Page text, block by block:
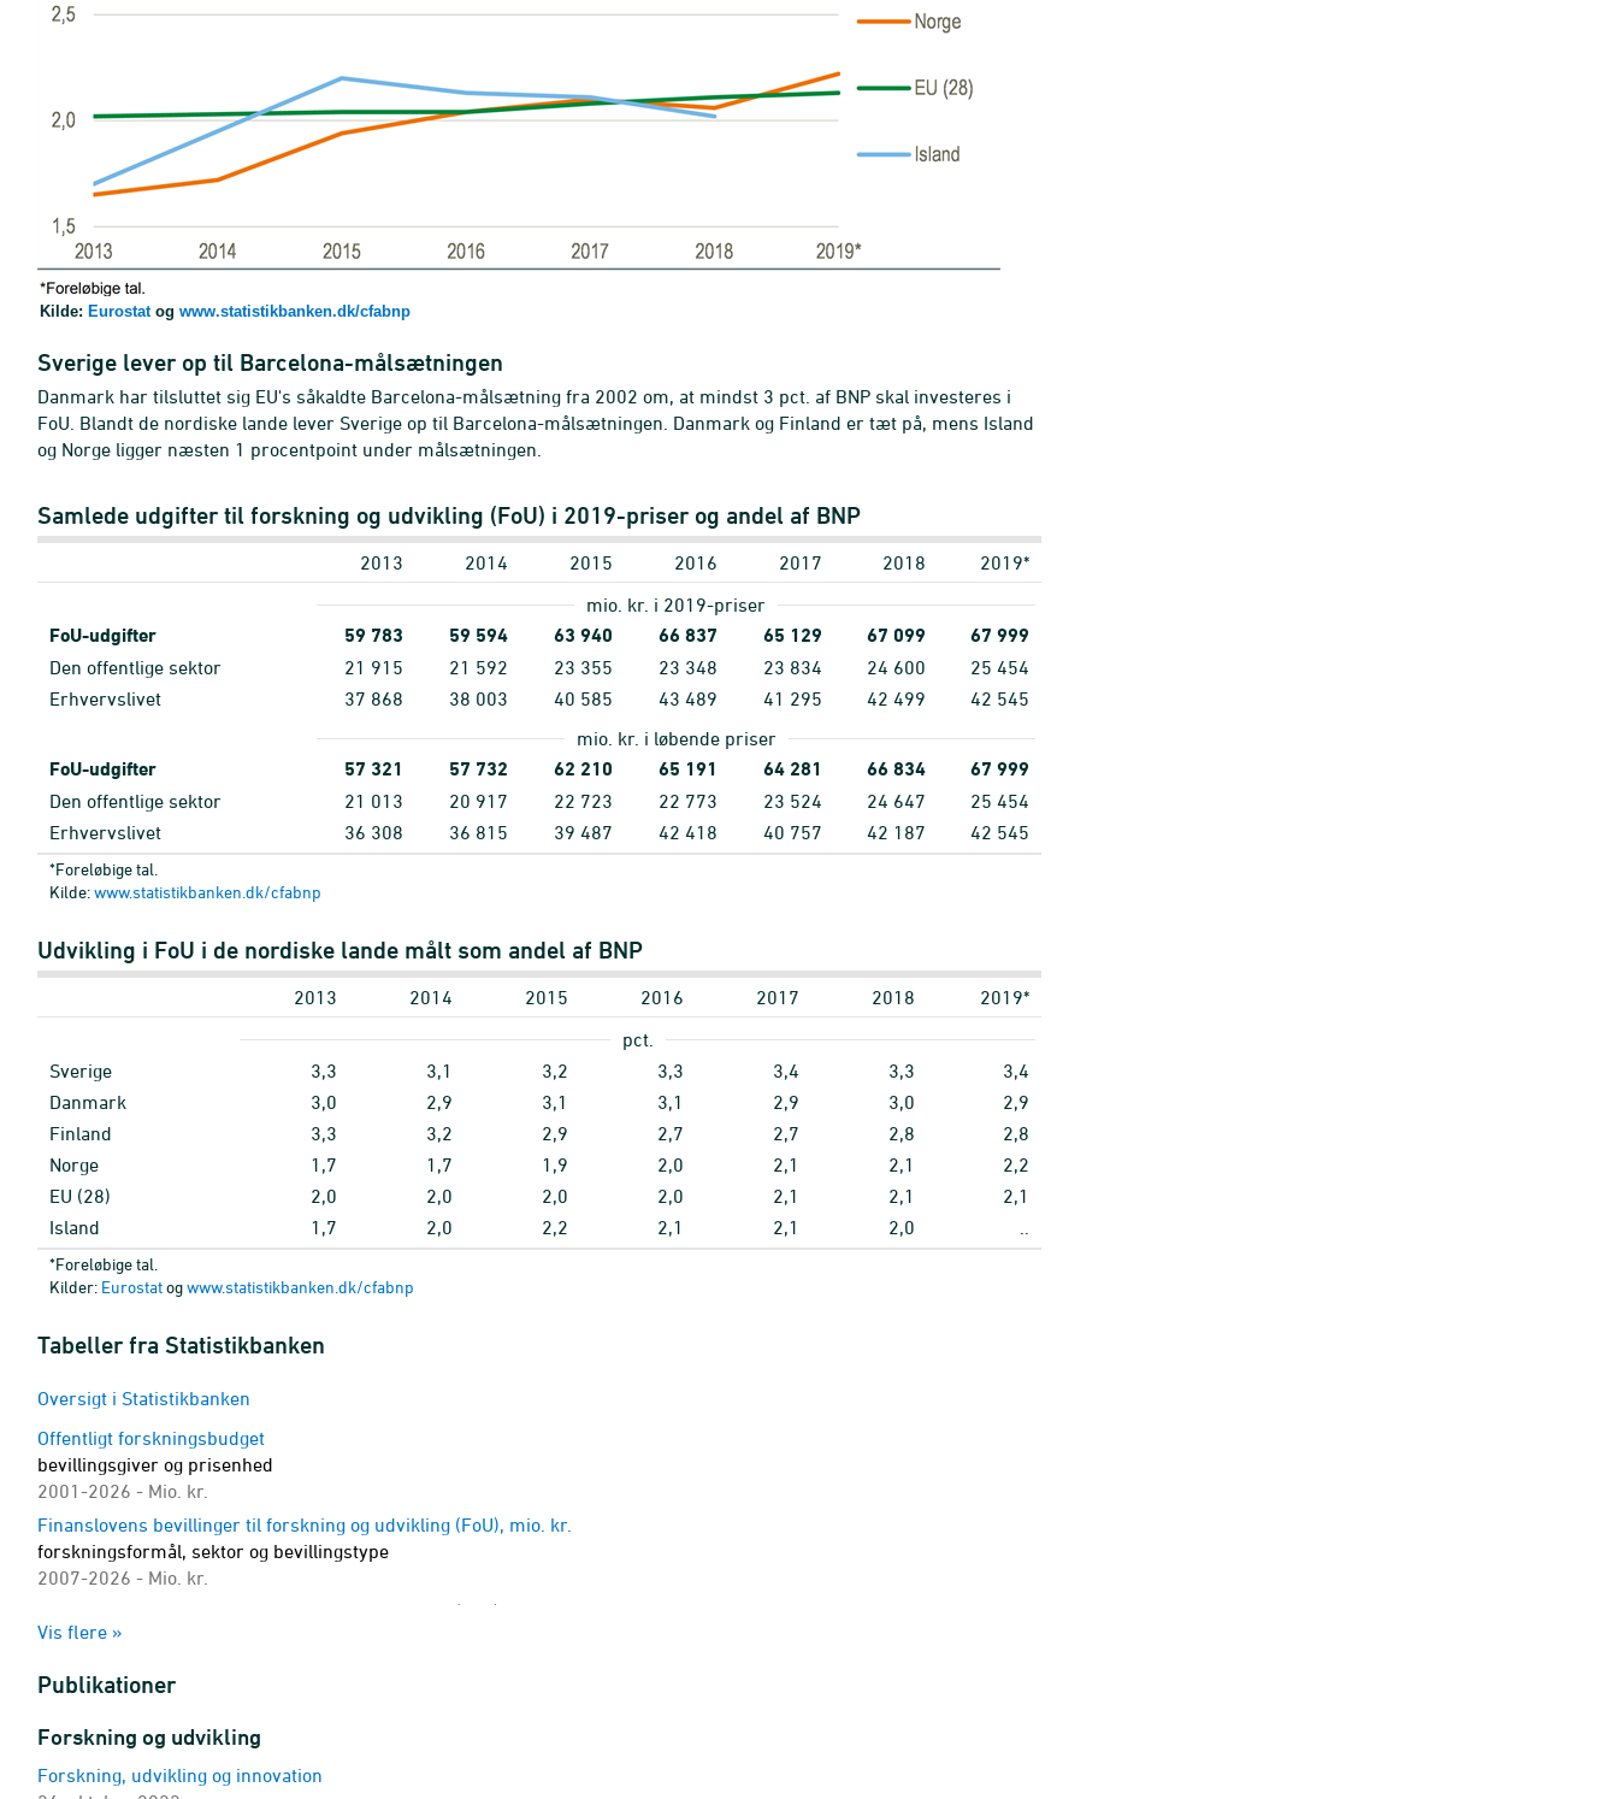
Kilde: Eurostatog www.statistikbanken.dk/cfabnp
Sverige lever op til Barcelona-målsætningen
Danmark har tilsluttet sig EU's såkaldte Barcelona-målsætning fra 2002 om, at mindst 3 pct. af BNP skal investeres i
FoU. Blandt de nordiske lande lever Sverige op til Barcelona-målsætningen. Danmark og Finland er tæt på, mens Island
og Norge ligger næsten 1 procentpoint under målsætningen.
Samlede udgifter til forskning og udvikling (FoU) i 2019-priser og andel af BNP
2013 2014 2015 2016 2017 2018
2019*
mio. kr. i 2019-priser
FoU-udgifter 59 783 59 594 63 940 66 837 65 129 67 099 67 999
Den offentlige sektor 21 915 21 592 23 355 23 348 23 834 24 600 25 454
Erhvervslivet
37 868 38 003 40 585 43 489 41 295 42 499 42 545
mio. kr. i løbende priser
FoU-udgifter 57 321 57 732 62 210 65 191 64 281 66 834 67 999
Den offentlige sektor 21 013 20 917 22 723 22 773 23 524 24 647 25 454
Erhvervslivet
36 308 36 815 39 487 42 418 40 757 42 187 42 545
*Foreløbige tal.
Kilde:www.statistikbanken.dk/cfabnp
Udvikling i FoU i de nordiske lande målt som andel af BNP
2013 2014 2015 2016 2017 2018
2019*
pct.
Sverige
3,3 3,1 3,2 3,3 3,4 3,3
3,4
Danmark
3,0 2,9 3,1 3,1 2,9 3,0
2,9
Finland
3,3 3,2 2,9 2,7 2,7 2,8
2,8
Norge
1,7 1,7 1,9 2,0 2,1 2,1
2,2
EU (28)
2,0 2,0 2,0 2,0 2,1 2,1
2,1
Island
1,7 2,0 2,2 2,1 2,1 2,0
*Foreløbige tal.
Kilder: Eurostatogwww.statistikbanken.dk/cfabnp
Tabeller fra Statistikbanken
Oversigt i Statistikbanken
Offentligt forskningsbudget
bevillingsgiver og prisenhed
2001-2026 - Mio. kr.
Finanslovens bevillinger til forskning og udvikling (FoU), mio. kr.
forskningsformål, sektor og bevillingstype
2007-2026 - Mio. kr.
Finanslovens bevillinger til forskning og udvikling (FoU) mio. kr.
sektor og bevillingstype
Finanslovens bevillinger til forskning og udvikling (FoU) mio. kr.
forskningsformål og bevillingstype
2007-2029 - Mio. kr.
Forskning og udviklingsudgifter (FoU) i pct. af BNP
Vis flere »
Publikationer
Forskning og udvikling
Forskning, udvikling og innovation